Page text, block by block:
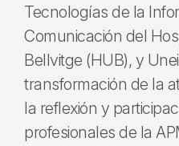
Tecnologías de la
Comunicación del
Bellvitge (HUB), y
transformación de la
la reflexión y
profesionales de la